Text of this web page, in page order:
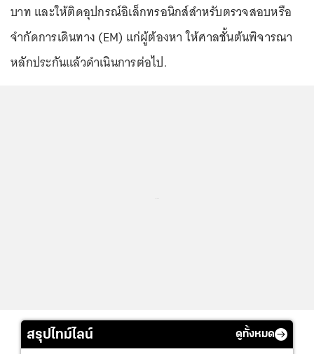
บาท และให้ติดอุปกรณ์อิเล็กทรอนิกส์สำหรับตรวจสอบหรือ
จำกัดการเดินทาง (EM) แก่ผู้ต้องหา ให้ศาลชั้นต้นพิจารณา
หลักประกันแล้วดำเนินการต่อไป.
สรุปไทม์ไลน์ ดูทั้งหมด